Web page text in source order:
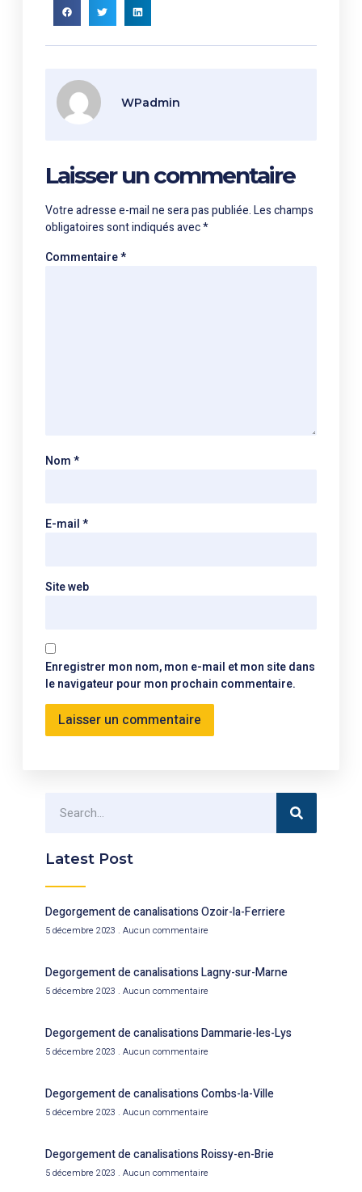
WPadmin
Laisser un commentaire
Votre adresse e-mail ne sera pas publiée.Les champs
obligatoires sont indiqués avec*
Commentaire*
Nom*
E-mail*
Site web
Enregistrer mon nom, mon e-mail et mon site dans
le navigateur pour mon prochain commentaire.
Latest Post
Degorgement de canalisations Ozoir-la-Ferriere
5 décembre 2023 Aucun commentaire
Degorgement de canalisations Lagny-sur-Marne
5 décembre 2023 Aucun commentaire
Degorgement de canalisations Dammarie-les-Lys
5 décembre 2023 Aucun commentaire
Degorgement de canalisations Combs-la-Ville
5 décembre 2023 Aucun commentaire
Degorgement de canalisations Roissy-en-Brie
5 décembre 2023 Aucun commentaire